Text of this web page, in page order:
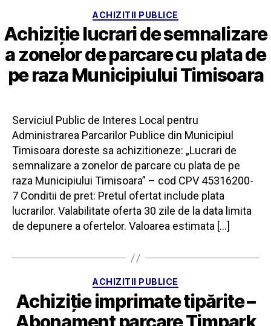
Categorii
ACHIZITII PUBLICE
Achiziție lucrari de semnalizare
a zonelor de parcare cu plata de
pe raza Municipiului Timisoara
Serviciul Public de Interes Local pentru
Administrarea Parcarilor Publice din Municipiul
Timisoara doreste sa achizitioneze: „Lucrari de
semnalizare a zonelor de parcare cu plata de pe
raza Municipiului Timisoara” – cod CPV 45316200-
7 Conditii de pret: Pretul ofertat include plata
lucrarilor. Valabilitate oferta 30 zile de la data limita
de depunere a ofertelor. Valoarea estimata […]
Categorii
ACHIZITII PUBLICE
Achiziție imprimate tipărite –
Abonament parcare Timpark